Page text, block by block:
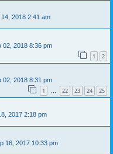
14, 2018 2:41 am
02, 2018 8:36 pm
1 2
02, 2018 8:31 pm
1 … 22 23 24 25
2017 2:18 pm
16, 2017 10:33 pm